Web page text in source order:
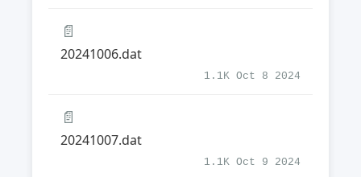
📄
20241006.dat
1.1K Oct 8 2024
📄
20241007.dat
1.1K Oct 9 2024